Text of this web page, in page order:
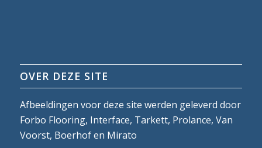
OVER DEZE SITE
Afbeeldingen voor deze site werden geleverd door
Forbo Flooring, Interface, Tarkett, Prolance, Van
Voorst, Boerhof en Mirato